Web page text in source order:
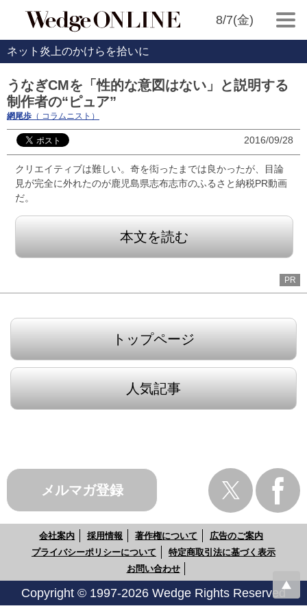
8/7(金)
ネット炎上のかけらを拾いに
うなぎCMを「性的な意図はない」と説明する
制作者の“ピュア”
網尾歩 （ コラムニスト）
2016/09/28
クリエイティブは難しい。奇を衒ったまでは良かったが、目論
見が完全に外れたのが鹿児島県志布志市のふるさと納税PR動画
だ。
本文を読む
PR
トップページ
人気記事
メルマガ登録
会社案内 採用情報 著作権について
広告のご案内
プライバシーポリシーについて
特定商取引法に基づく表示
お問い合わせ
Copyright © 1997-2026 Wedge Rights Reserved